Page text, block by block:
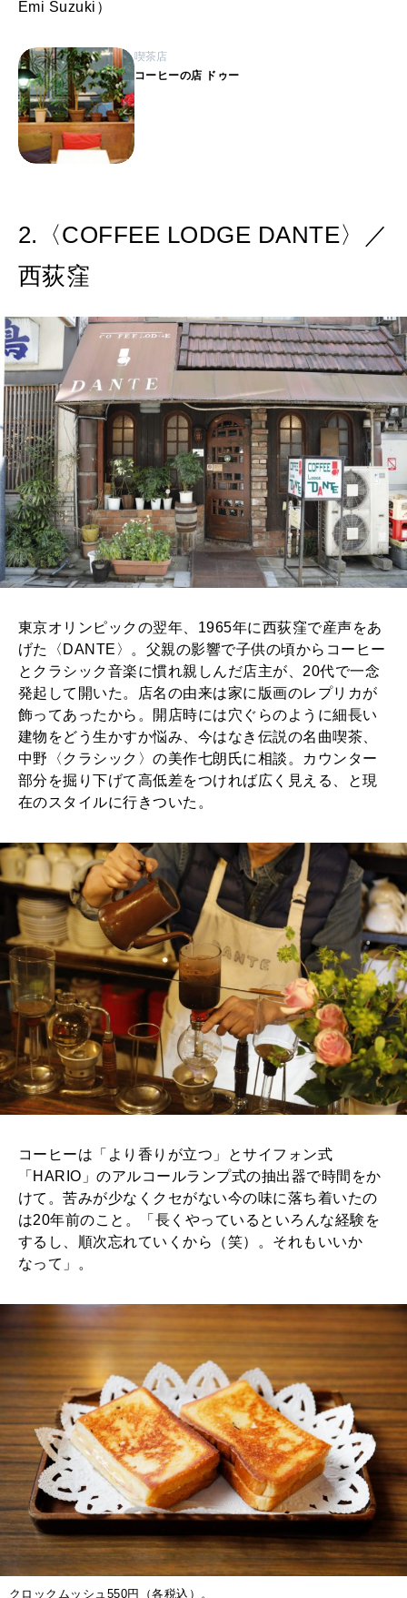
Emi Suzuki）
喫茶店
コーヒーの店 ドゥー
2.〈COFFEE LODGE DANTE〉／
西荻窪
東京オリンピックの翌年、1965年に西荻窪で産声をあ
げた〈DANTE〉。父親の影響で子供の頃からコーヒー
とクラシック音楽に慣れ親しんだ店主が、20代で一念
発起して開いた。店名の由来は家に版画のレプリカが
飾ってあったから。開店時には穴ぐらのように細長い
建物をどう生かすか悩み、今はなき伝説の名曲喫茶、
中野〈クラシック〉の美作七朗氏に相談。カウンター
部分を掘り下げて高低差をつければ広く見える、と現
在のスタイルに行きついた。
コーヒーは「より香りが立つ」とサイフォン式
「HARIO」のアルコールランプ式の抽出器で時間をか
けて。苦みが少なくクセがない今の味に落ち着いたの
は20年前のこと。「長くやっているといろんな経験を
するし、順次忘れていくから（笑）。それもいいか
なって」。
クロックムッシュ550円（各税込）。